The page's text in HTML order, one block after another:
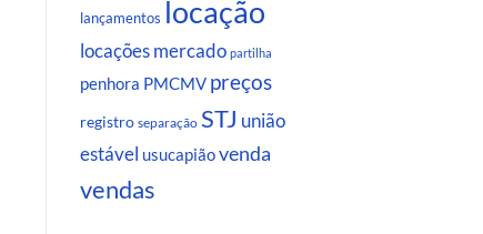
lançamentos locação
locações mercado partilha
penhora PMCMV preços
registro separação STJ união
estável usucapiãovenda
vendas